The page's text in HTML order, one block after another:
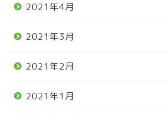
2021年4月
2021年3月
2021年2月
2021年1月